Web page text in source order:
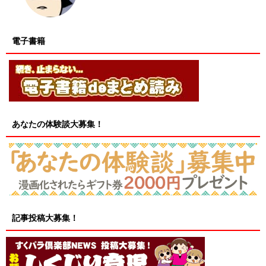
電子書籍
あなたの体験談大募集！
記事投稿大募集！